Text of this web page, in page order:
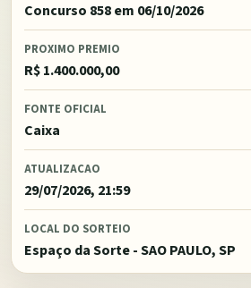
Concurso 858em 06/10/2026
PROXIMO PREMIO
R$ 1.400.000,00
FONTE OFICIAL
Caixa
ATUALIZACAO
29/07/2026, 21:59
LOCAL DO SORTEIO
Espaço da Sorte - SAO PAULO, SP